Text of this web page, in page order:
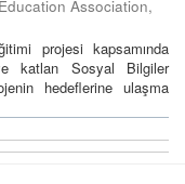
Association,
projesi kapsamında
katlan Sosyal Bilgiler
hedeflerine ulaşma